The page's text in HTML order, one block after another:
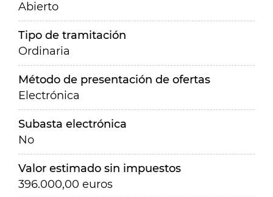
Abierto
Tipo de tramitación
Ordinaria
Método de presentación de ofertas
Electrónica
Subasta electrónica
No
Valor estimado sin impuestos
396.000,00 euros